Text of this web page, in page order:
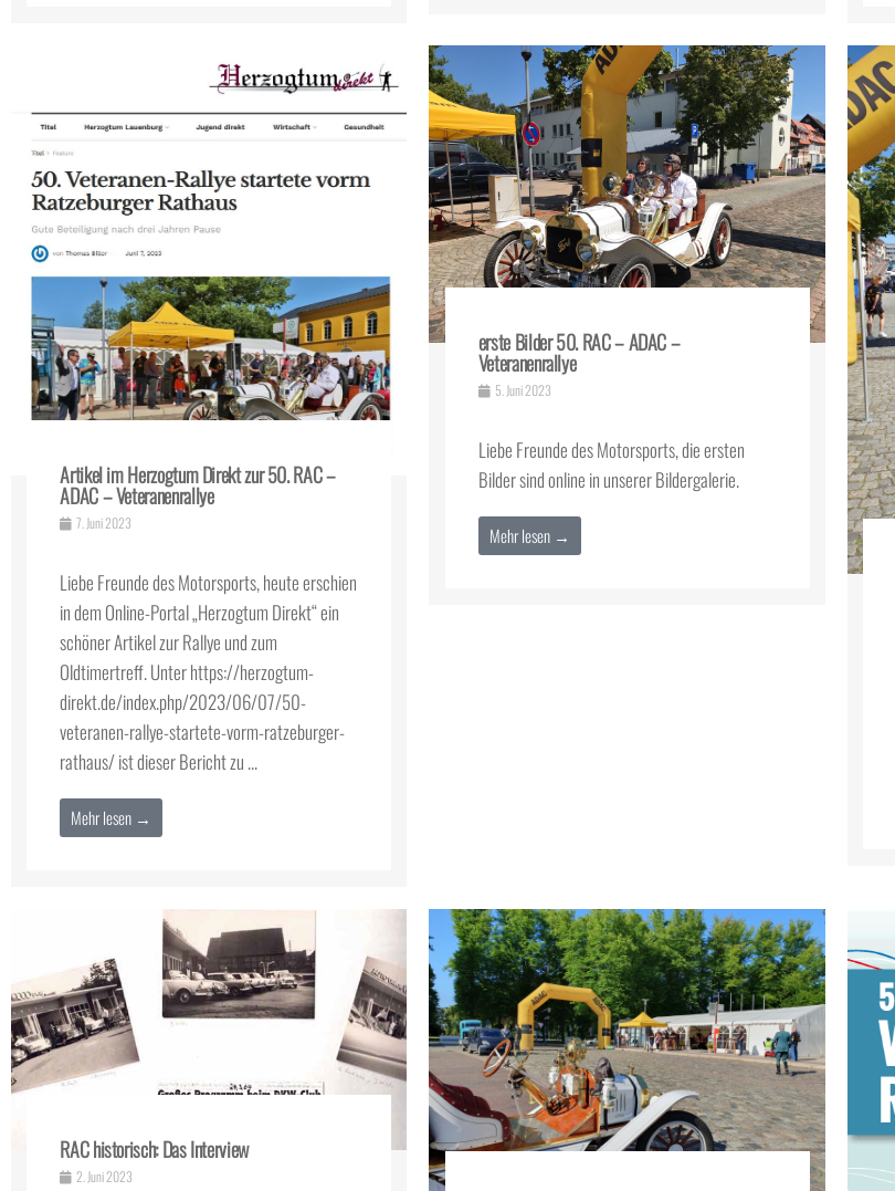
Artikel im Herzogtum Direkt zur 50. RAC –
ADAC – Veteranenrallye
7. Juni 2023
Liebe Freunde des Motorsports, heute erschien
in dem Online-Portal „Herzogtum Direkt“ ein
schöner Artikel zur Rallye und zum
Oldtimertreff. Unter https://herzogtum-
direkt.de/index.php/2023/06/07/50-
veteranen-rallye-startete-vorm-ratzeburger-
rathaus/ ist dieser Bericht zu ...
Mehr lesen →
erste Bilder 50. RAC – ADAC –
Veteranenrallye
5. Juni 2023
Liebe Freunde des Motorsports, die ersten
Bilder sind online in unserer Bildergalerie.
Mehr lesen →
RAC historisch: Das Interview
2. Juni 2023